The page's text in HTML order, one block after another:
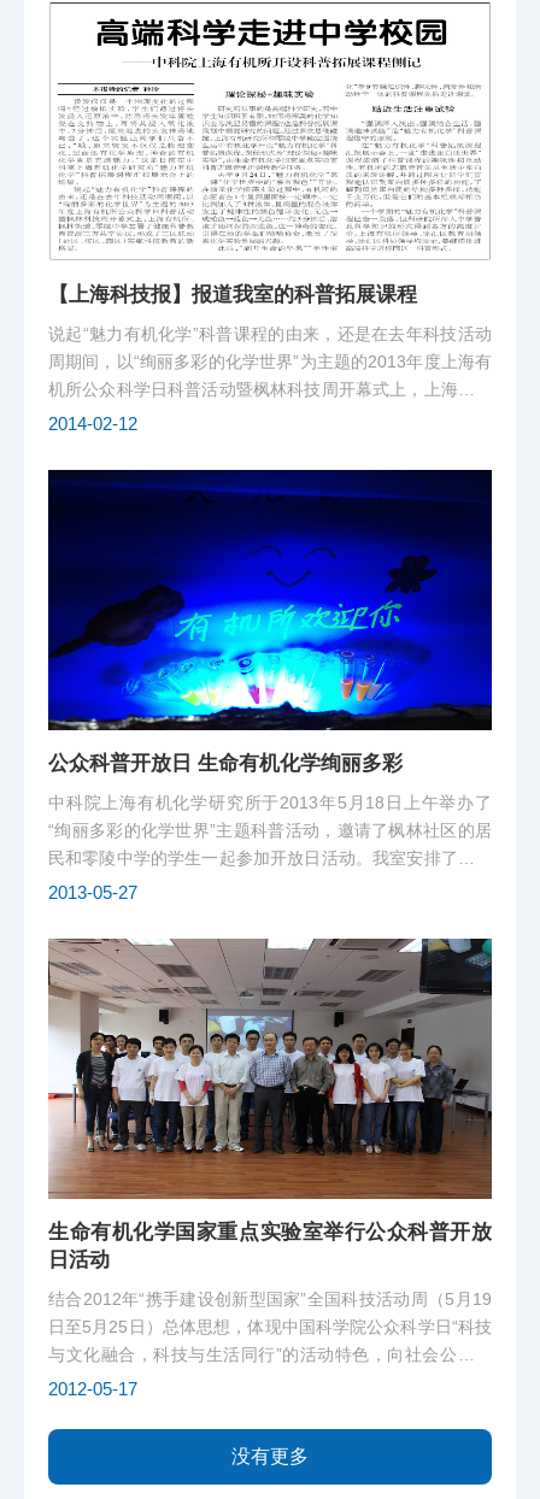
【上海科技报】报道我室的科普拓展课程
说起“魅力有机化学”科普课程的由来，还是在去年科技活动
周期间，以“绚丽多彩的化学世界”为主题的2013年度上海有
机所公众科学日科普活动暨枫林科技周开幕式上，上海有机
所、枫林街道、零陵中学签署了健康科普教育资源三方共享
的新格局。
2014-02-12
公众科普开放日 生命有机化学绚丽多彩
中科院上海有机化学研究所于2013年5月18日上午举办了
“绚丽多彩的化学世界”主题科普活动，邀请了枫林社区的居
民和零陵中学的学生一起参加开放日活动。我室安排了丰富
精彩的节目，每个节目前人头躜动，热闹非常。
2013-05-27
生命有机化学国家重点实验室举行公众科普开放
日活动
结合2012年“携手建设创新型国家”全国科技活动周（5月19
日至5月25日）总体思想，体现中国科学院公众科学日“科技
与文化融合，科技与生活同行”的活动特色，向社会公众普
及化学知识，增进社会公众对化学的了解。中科院上海有机
科普活动，邀请了枫林社...
2012-05-17
没有更多